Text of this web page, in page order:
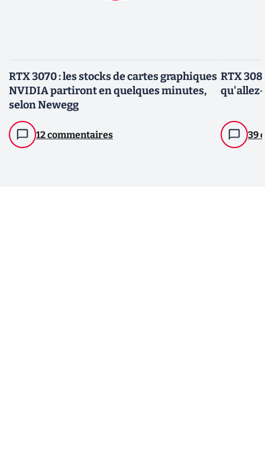
RTX 3070 : les stocks de cartes graphiques
NVIDIA partiront en quelques minutes,
selon Newegg
12 commentaires
RTX
39